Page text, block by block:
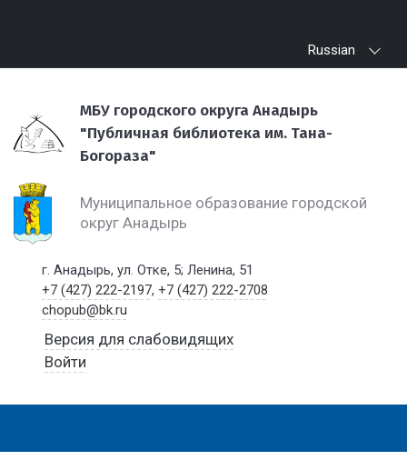
Russian
МБУ городского округа Анадырь
"Публичная библиотека им. Тана-
Богораза"
Муниципальное образование городской
округ Анадырь
г. Анадырь, ул. Отке, 5; Ленина, 51
+7 (427) 222-2197,+7 (427) 222-2708
chopub@bk.ru
Версия для слабовидящих
Войти